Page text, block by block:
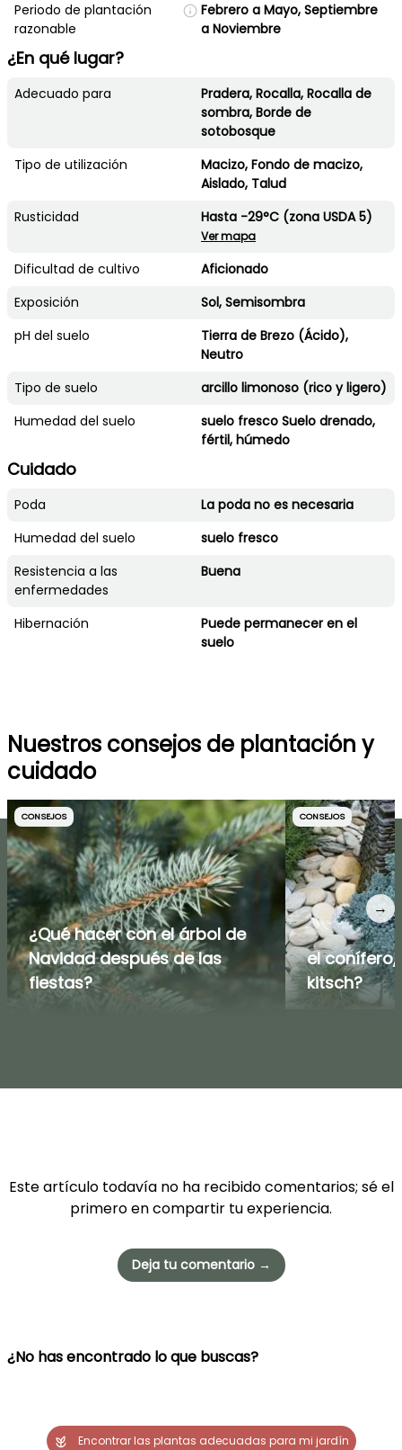
Periodo de plantación
razonable
Febrero a Mayo, Septiembre
a Noviembre
¿En qué lugar?
Adecuado para
Pradera, Rocalla, Rocalla de
sombra, Borde de
sotobosque
Tipo de utilización
Macizo, Fondo de macizo,
Aislado, Talud
Rusticidad
Hasta -29°C (zona USDA 5)
Ver mapa
Dificultad de cultivo
Aficionado
Exposición
Sol, Semisombra
pH del suelo
Tierra de Brezo (Ácido),
Neutro
Tipo de suelo
arcillo limonoso (rico y ligero)
Humedad del suelo
suelo fresco Suelo drenado,
fértil, húmedo
Cuidado
Poda
La poda no es necesaria
Humedad del suelo
suelo fresco
Resistencia a las
enfermedades
Buena
Hibernación
Puede permanecer en el
suelo
Nuestros consejos de plantación y
cuidado
CONSEJOS
¿Qué hacer con el árbol de
Navidad después de las
fiestas?
CONSEJOS
el
kitsch?
→
Este artículo todavía no ha recibido comentarios; sé el
primero en compartir tu experiencia.
Deja tu comentario →
¿No has encontrado lo que buscas?
Encontrar las plantas adecuadas para mi jardín